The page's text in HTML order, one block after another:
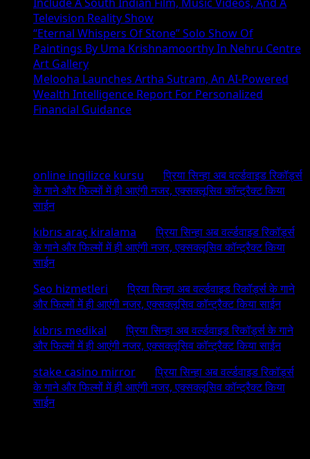
Television Reality Show
“Eternal Whispers Of Stone” Solo Show Of
Paintings By Uma Krishnamoorthy In Nehru Centre
Art Gallery
Melooha Launches Artha Sutram, An AI-Powered
Wealth Intelligence Report For Personalized
Financial Guidance
online ingilizce kursu onप्रिया सिन्हा अब वर्ल्डवाइड रिकॉर्ड्स
के गाने और फिल्मों में ही आएंगी नजर, एक्सक्लूसिव कॉन्ट्रैक्ट किया
साईन
kıbrıs araç kiralama onप्रिया सिन्हा अब वर्ल्डवाइड रिकॉर्ड्स
के गाने और फिल्मों में ही आएंगी नजर, एक्सक्लूसिव कॉन्ट्रैक्ट किया
साईन
Seo hizmetleri onप्रिया सिन्हा अब वर्ल्डवाइड रिकॉर्ड्स के गाने
और फिल्मों में ही आएंगी नजर, एक्सक्लूसिव कॉन्ट्रैक्ट किया साईन
kıbrıs medikal onप्रिया सिन्हा अब वर्ल्डवाइड रिकॉर्ड्स के गाने
और फिल्मों में ही आएंगी नजर, एक्सक्लूसिव कॉन्ट्रैक्ट किया साईन
stake casino mirror onप्रिया सिन्हा अब वर्ल्डवाइड रिकॉर्ड्स
के गाने और फिल्मों में ही आएंगी नजर, एक्सक्लूसिव कॉन्ट्रैक्ट किया
साईन